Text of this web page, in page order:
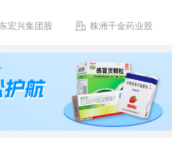
宏兴集团股
株洲千金药业股